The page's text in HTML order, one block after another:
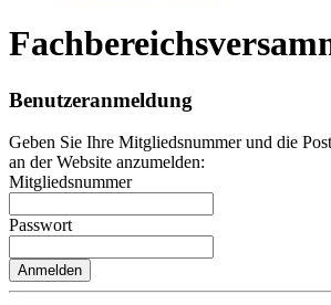
Benutzeranmeldung
Geben Sie Ihre Mitgliedsnummer und die
an der Website anzumelden:
Mitgliedsnummer
Passwort